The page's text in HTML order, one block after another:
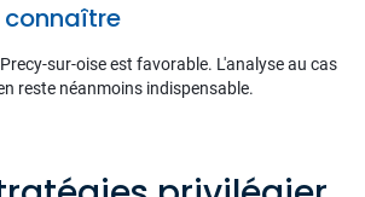
connaître
sur-oise est favorable. L'analyse au cas
reste néanmoins indispensable.